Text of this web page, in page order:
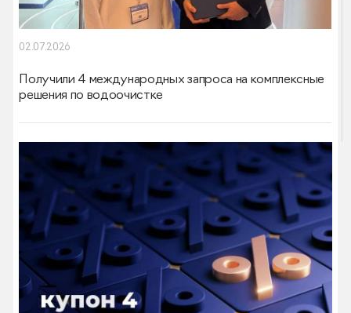
02.07.2026
Получили 4 международных запроса на комплексные
решения по водоочистке